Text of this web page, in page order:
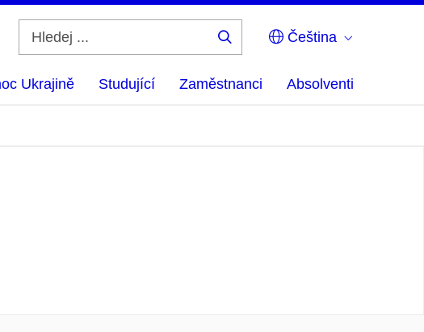
Čeština
Ukrajině Studující Zaměstnanci Absolventi